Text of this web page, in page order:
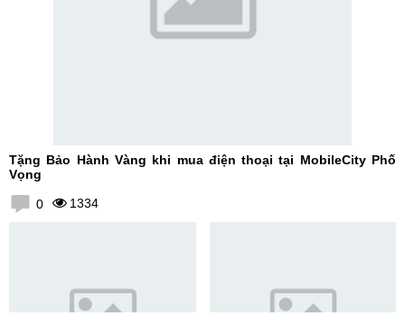
Tặng Bảo Hành Vàng khi mua điện thoại tại MobileCity Phố
Vọng
0 1334